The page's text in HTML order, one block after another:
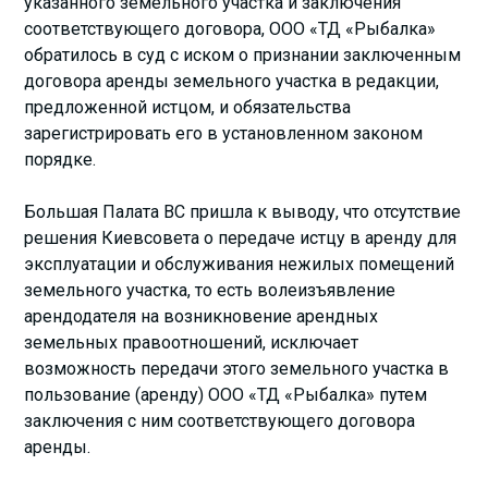
соответствующего договора, ООО «ТД «Рыбалка»
обратилось в суд с иском о признании заключенным
договора аренды земельного участка в редакции,
предложенной истцом, и обязательства
зарегистрировать его в установленном законом
порядке.
Большая Палата ВС пришла к выводу, что отсутствие
решения Киевсовета о передаче истцу в аренду для
эксплуатации и обслуживания нежилых помещений
земельного участка, то есть волеизъявление
арендодателя на возникновение арендных
земельных правоотношений, исключает
возможность передачи этого земельного участка в
пользование (аренду) ООО «ТД «Рыбалка» путем
заключения с ним соответствующего договора
аренды.